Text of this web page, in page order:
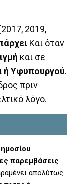
2019,
Και όταν
και σε
ή Υφυπουργού.
πριν
λόγο.
παρεμβάσεις
απολύτως